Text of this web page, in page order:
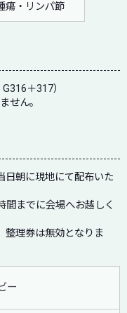
・リンパ節
＋317）
せん。
日朝に現地にて配布いた
間までに会場へお越しく
整理券は無効となりま
ー